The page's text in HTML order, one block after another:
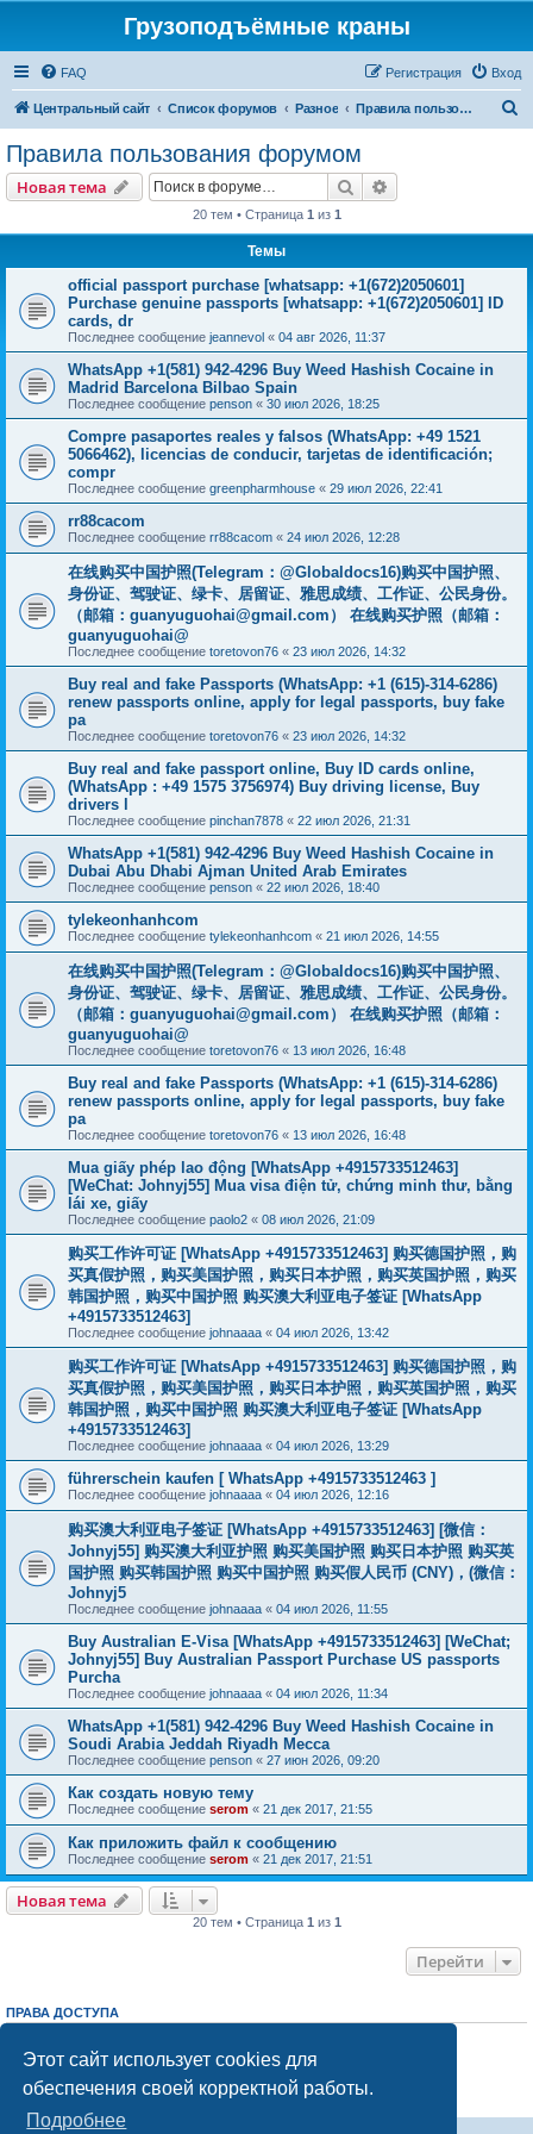
Этот сайт использует cookies для
обеспечения своей корректной работы.
Подробнее
Грузоподъёмные краны
FAQ Вход
Регистрация
Центральный сайт Список форумов Разное Правила пользования форумом
Правила пользования форумом
Новая тема Поиск
20 тем • Страница 1 из 1
Темы
official passport purchase [whatsapp: +1(672)2050601]
Purchase genuine passports [whatsapp: +1(672)2050601] ID
cards, dr
Последнее сообщение jeannevol « 04 авг 2026, 11:37
WhatsApp +1(581) 942-4296 Buy Weed Hashish Cocaine in
Madrid Barcelona Bilbao Spain
Последнее сообщение penson « 30 июл 2026, 18:25
Compre pasaportes reales y falsos (WhatsApp: +49 1521
5066462), licencias de conducir, tarjetas de identificación;
compr
Последнее сообщение greenpharmhouse « 29 июл 2026, 22:41
rr88cacom
Последнее сообщение rr88cacom « 24 июл 2026, 12:28
在线购买中国护照(Telegram：@Globaldocs16)购买中国护照、
身份证、驾驶证、绿卡、居留证、雅思成绩、工作证、公民身份。
（邮箱： guanyuguohai@gmail.com ） 在线购买护照（邮箱：
guanyuguohai@
Последнее сообщение toretovon76 « 23 июл 2026, 14:32
Buy real and fake Passports (WhatsApp: +1 (615)-314-6286)
renew passports online, apply for legal passports, buy fake
pa
Последнее сообщение toretovon76 « 23 июл 2026, 14:32
Buy real and fake passport online, Buy ID cards online,
(WhatsApp : +49 1575 3756974) Buy driving license, Buy
drivers l
Последнее сообщение pinchan7878 « 22 июл 2026, 21:31
WhatsApp +1(581) 942-4296 Buy Weed Hashish Cocaine in
Dubai Abu Dhabi Ajman United Arab Emirates
Последнее сообщение penson « 22 июл 2026, 18:40
tylekeonhanhcom
Последнее сообщение tylekeonhanhcom « 21 июл 2026, 14:55
在线购买中国护照(Telegram：@Globaldocs16)购买中国护照、
身份证、驾驶证、绿卡、居留证、雅思成绩、工作证、公民身份。
（邮箱： guanyuguohai@gmail.com ） 在线购买护照（邮箱：
guanyuguohai@
Последнее сообщение toretovon76 « 13 июл 2026, 16:48
Buy real and fake Passports (WhatsApp: +1 (615)-314-6286)
renew passports online, apply for legal passports, buy fake
pa
Последнее сообщение toretovon76 « 13 июл 2026, 16:48
Mua giấy phép lao động [WhatsApp +4915733512463]
[WeChat: Johnyj55] Mua visa điện tử, chứng minh thư, bằng
lái xe, giấy
Последнее сообщение paolo2 « 08 июл 2026, 21:09
购买工作许可证 [WhatsApp +4915733512463] 购买德国护照，购
买真假护照，购买美国护照，购买日本护照，购买英国护照，购买
韩国护照，购买中国护照 购买澳大利亚电子签证 [WhatsApp
+4915733512463]
Последнее сообщение johnaaaa « 04 июл 2026, 13:42
购买工作许可证 [WhatsApp +4915733512463] 购买德国护照，购
买真假护照，购买美国护照，购买日本护照，购买英国护照，购买
韩国护照，购买中国护照 购买澳大利亚电子签证 [WhatsApp
+4915733512463]
Последнее сообщение johnaaaa « 04 июл 2026, 13:29
führerschein kaufen [ WhatsApp +4915733512463 ]
Последнее сообщение johnaaaa « 04 июл 2026, 12:16
购买澳大利亚电子签证 [WhatsApp +4915733512463] [微信：
Johnyj55] 购买澳大利亚护照 购买美国护照 购买日本护照 购买英
国护照 购买韩国护照 购买中国护照 购买假人民币 (CNY)，(微信：
Johnyj5
Последнее сообщение johnaaaa « 04 июл 2026, 11:55
Buy Australian E-Visa [WhatsApp +4915733512463] [WeChat;
Johnyj55] Buy Australian Passport Purchase US passports
Purcha
Последнее сообщение johnaaaa « 04 июл 2026, 11:34
WhatsApp +1(581) 942-4296 Buy Weed Hashish Cocaine in
Soudi Arabia Jeddah Riyadh Mecca
Последнее сообщение penson « 27 июн 2026, 09:20
Как создать новую тему
Последнее сообщение serom « 21 дек 2017, 21:55
Как приложить файл к сообщению
Последнее сообщение serom « 21 дек 2017, 21:51
Новая тема
20 тем • Страница 1 из 1
Перейти
ПРАВА ДОСТУПА
Выне можетеотвечать на сообщения
Выне можетередактировать свои сообщения
Выне можетеудалять свои сообщения
добавлять вложения